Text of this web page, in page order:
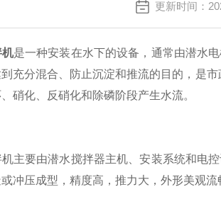
更新时间：
是一种安装在水下的设备，通常由潜水
充分混合、防止沉淀和推流的目的，是
硝化、反硝化和除磷阶段产生水流。
要由潜水搅拌器主机、安装系统和电控
冲压成型，精度高，推力大，外形美观